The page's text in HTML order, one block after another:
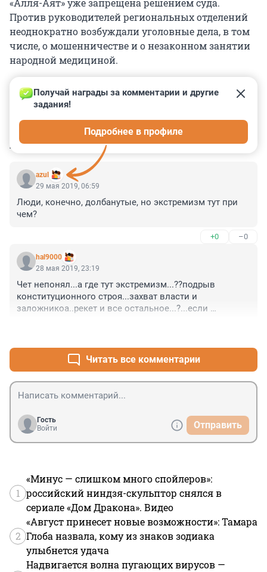
«Алля-Аят» уже запрещена решением суда.
Против руководителей региональных отделений
неоднократно возбуждали уголовные дела, в том
числе, о мошенничестве и о незаконном занятии
народной медициной.
КОММЕНТАРИИ 2
azul
Получай награды за комментарии и другие
задания!
Подробнее в профиле
29 мая 2019, 06:59
Люди, конечно, долбанутые, но экстремизм тут при
чем?
+0 –0
hal9000
28 мая 2019, 23:19
Чет непонял...а где тут экстремизм...??подрыв
конституционного строя...захват власти и
заложникоа..рекет и все остальное...?...если
Читать все комментарии
Гость
Войти
Отправить
1
«Минус — слишком много спойлеров»:
российский ниндзя-скульптор снялся в
сериале «Дом Дракона». Видео
2
«Август принесет новые возможности»: Тамара
Глоба назвала, кому из знаков зодиака
улыбнется удача
Надвигается волна пугающих вирусов —